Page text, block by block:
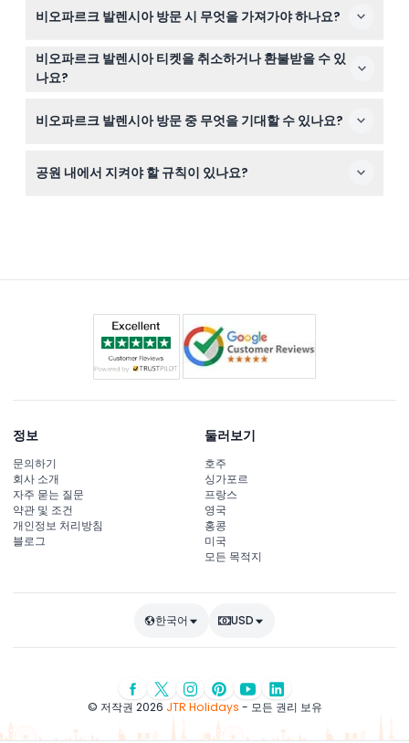
용할 수 있어 어린 자녀가 있는 가족들에게 재미있고 교육
비오파르크 발렌시아 방문 시 무엇을 가져가야 하나요?
편안한 걷기용 신발, 유리 용기가 아닌 물, 모자와 자외선 차
단제 같은 햇볕 보호용품, 그리고 티켓 확인서를 지참하세
요. 물 이외의 음식이나 음료는 반입이 금지되어 있습니다.
비오파르크 발렌시아 티켓을 취소하거나 환불받을 수 있
나요?
을 확실히 세우시기 바랍니다. 티켓은 예약한 날짜와 시간
비오파르크 발렌시아 방문 중 무엇을 기대할 수 있나요?
의 동물이 생활하는 4개의 실감나는 아프리카 서식지를 탐
공원 내에서 지켜야 할 규칙이 있나요?
정보
문의하기
회사 소개
자주 묻는 질문
약관 및 조건
개인정보 처리방침
블로그
둘러보기
호주
싱가포르
프랑스
영국
홍콩
미국
모든 목적지
한국어 USD
© 저작권 2026 JTR Holidays - 모든 권리 보유